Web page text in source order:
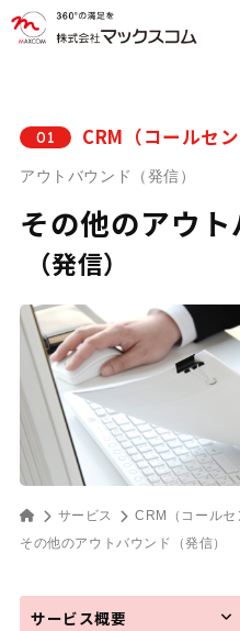
01 CRM（コールセン
アウトバウンド（発信）
その他のアウ
（発信）
サービス
CRM（コールセ
その他のアウトバウンド
（発信）
サービス概要